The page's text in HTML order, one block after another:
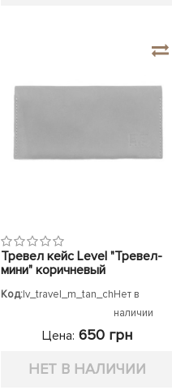
Тревел кейс Level "Тревел-
мини" коричневый
Код:lv_travel_m_tan_chНет в
наличии
Цена: 650 грн
НЕТ В НАЛИЧИИ